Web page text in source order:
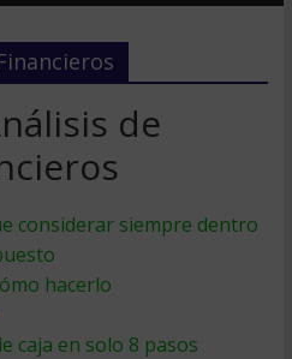
de
considerar siempre dentro
hacerlo
caja en solo 8 pasos